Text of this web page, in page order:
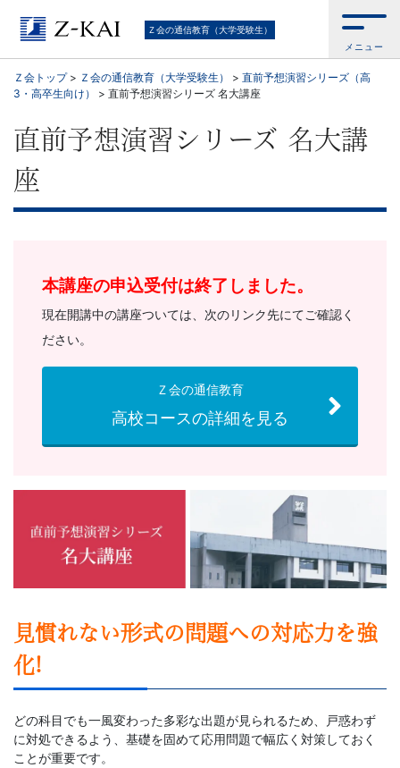
Ｚ
会
の
通
信
（大
生）
式
サ
イ
ト。
Ｚ会の通信教育（大学受験生）
メニュー
Ｚ会トップ> Ｚ会の通信教育（大学受験生） > 直前予想演習シリーズ（高
3・高卒生向け）
> 直前予想演習シリーズ 名大講座
直前予想演習シリーズ 名大講
座
本講座の申込受付は終了しました。
現在開講中の講座ついては、次のリンク先にてご確認く
ださい。
Ｚ会の通信教育
高校コースの詳細を見る
見慣れない形式の問題への対応力を強
化!
どの科目でも一風変わった多彩な出題が見られるため、戸惑わず
に対処できるよう、基礎を固めて応用問題で幅広く対策しておく
ことが重要です。